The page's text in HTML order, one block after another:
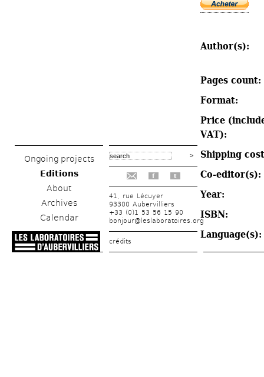
Ongoing projects
Editions
About
Archives
Calendar
f t
41, rue Lécuyer
93300 Aubervilliers
+33 (0)1 53 56 15 90
bonjour@leslaboratoires.org
crédits
Author(s):
Pages count:
Format:
Price
VAT):
Shipping
Co-editor(s):
Year:
ISBN:
Language(s):